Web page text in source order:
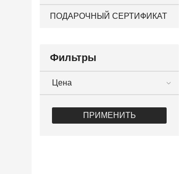
ПОДАРОЧНЫЙ СЕРТИФИКАТ
Фильтры
Цена
ПРИМЕНИТЬ